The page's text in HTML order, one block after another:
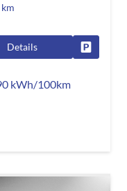
Details
kWh/100km